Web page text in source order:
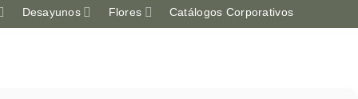
Desayunos Flores Catálogos Corporativos